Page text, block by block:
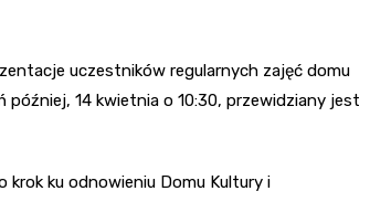
uczestników regularnych zajęć domu
później, 14 kwietnia o 10:30, przewidziany jest
ku odnowieniu Domu Kultury i